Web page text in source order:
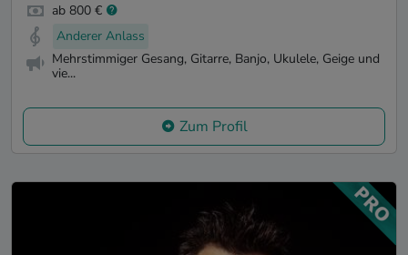
ab 800 €
Anderer Anlass
Mehrstimmiger Gesang, Gitarre, Banjo, Ukulele, Geige und
vie...
Zum Profil